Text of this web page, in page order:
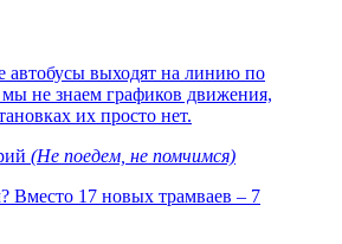
выходят на линию по
не знаем графиков движения,
их просто нет.
(Не поедем, не помчимся)
Вместо 17 новых трамваев – 7